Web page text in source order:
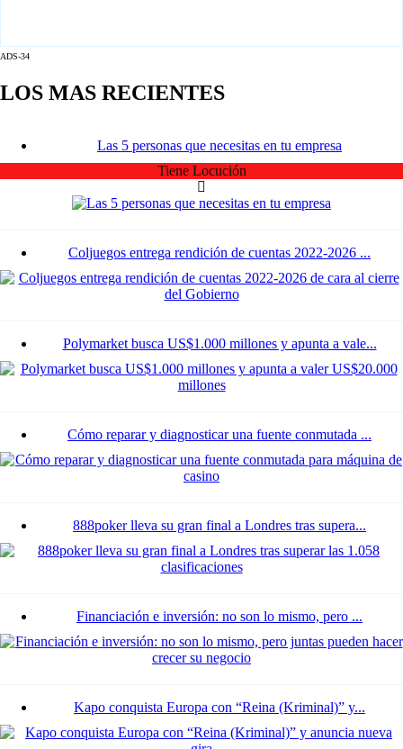
ADS-34
LOS MAS RECIENTES
Las 5 personas que necesitas en tu empresa
Tiene Locución
Coljuegos entrega rendición de cuentas 2022-2026 ...
Polymarket busca US$1.000 millones y apunta a vale...
Cómo reparar y diagnosticar una fuente conmutada ...
888poker lleva su gran final a Londres tras supera...
Financiación e inversión: no son lo mismo, pero ...
Kapo conquista Europa con “Reina (Kriminal)” y...